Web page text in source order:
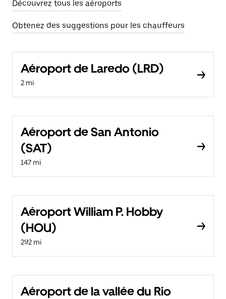
Découvrez tous les aéroports
Obtenez des suggestions pour les chauffeurs
Aéroport de Laredo (LRD)
2 mi
Aéroport de San Antonio
(SAT)
147 mi
Aéroport William P. Hobby
(HOU)
292 mi
Aéroport de la vallée du Rio